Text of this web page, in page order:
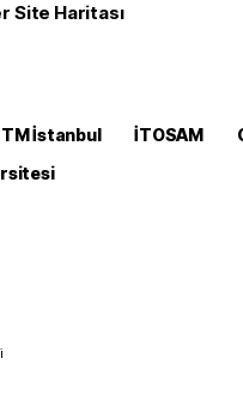
Site Haritası
İstanbul İTOSAM